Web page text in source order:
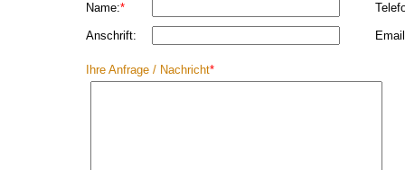
Name:*
Anschrift:
Ihre Anfrage / Nachricht*